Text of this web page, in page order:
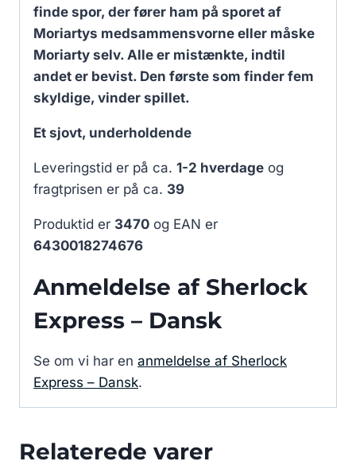
finde spor, der fører ham på sporet af
Moriartys medsammensvorne eller måske
Moriarty selv. Alle er mistænkte, indtil
andet er bevist. Den første som finder fem
skyldige, vinder spillet.
Et sjovt, underholdende
Leveringstid er på ca. 1-2 hverdage og
fragtprisen er på ca. 39
Produktid er 3470 og EAN er
6430018274676
Anmeldelse af Sherlock
Express – Dansk
Se om vi har en anmeldelse af Sherlock
Express – Dansk.
Relaterede varer